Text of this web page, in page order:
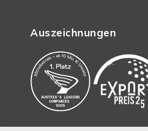
Auszeichnungen